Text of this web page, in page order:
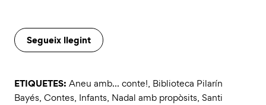
Segueix llegint
ETIQUETES: Aneu amb... conte!, Biblioteca Pilarín
Bayés, Contes, Infants, Nadal amb propòsits, Santi